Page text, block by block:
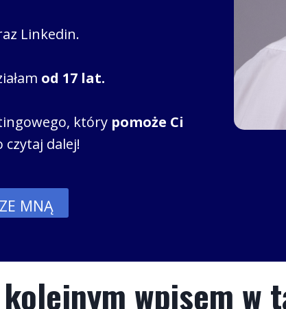
Linkedin.
od 17 lat.
który pomoże Ci
dalej!
MNĄ
wpisem w